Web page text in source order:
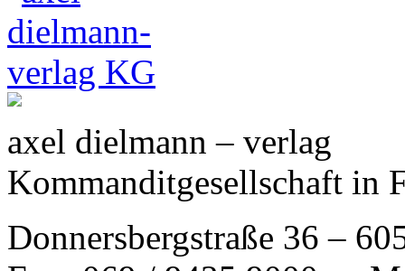
axel dielmann – verlag
Kommanditgesellschaft in
Donnersbergstraße 36 –